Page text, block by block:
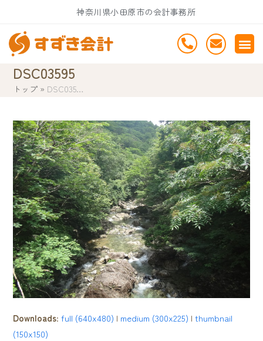
content
神奈川県小田原市の会計事務所
DSC03595
トップ » DSC035…
Downloads:full (640x480) | medium (300x225) |thumbnail
(150x150)